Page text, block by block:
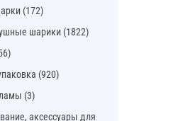
(172)
шарики (1822)
(920)
(3)
аксессуары для